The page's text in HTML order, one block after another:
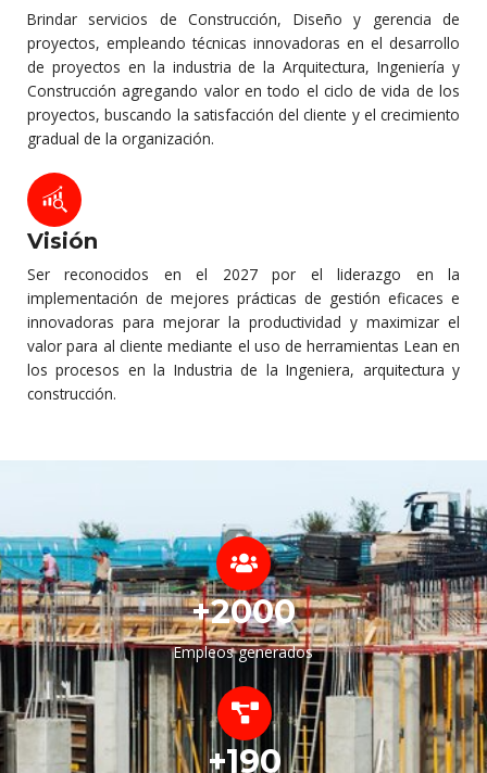
Brindar servicios de Construcción, Diseño y gerencia de
proyectos, empleando técnicas innovadoras en el desarrollo
de proyectos en la industria de la Arquitectura, Ingeniería y
Construcción agregando valor en todo el ciclo de vida de los
proyectos, buscando la satisfacción del cliente y el crecimiento
gradual de la organización.
Visión
Ser reconocidos en el 2027 por el liderazgo en la
implementación de mejores prácticas de gestión eficaces e
innovadoras para mejorar la productividad y maximizar el
valor para al cliente mediante el uso de herramientas Lean en
los procesos en la Industria de la Ingeniera, arquitectura y
construcción.
+2000
Empleos generados
+190